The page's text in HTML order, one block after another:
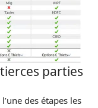
parties
des étapes les